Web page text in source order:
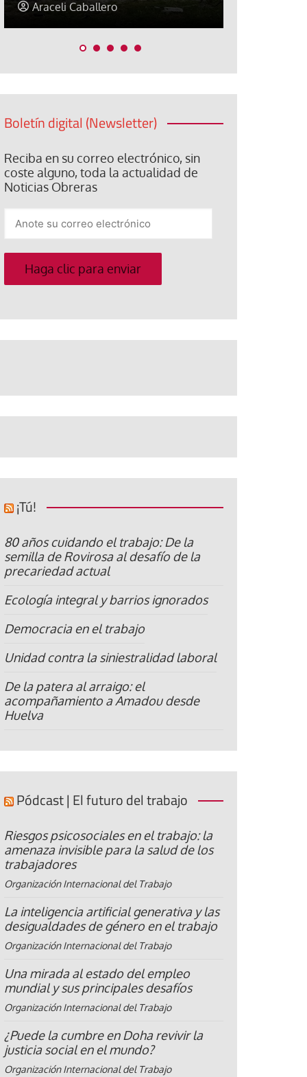
Jorge Hernández
Boletín digital (Newsletter)
Reciba en su correo electrónico, sin
coste alguno, toda la actualidad de
Noticias Obreras
su
correo
electrónico
Haga clic para enviar
¡Tú!
80 años cuidando el trabajo: De la
semilla de Rovirosa al desafío de la
precariedad actual
Ecología integral y barrios ignorados
Democracia en el trabajo
Unidad contra la siniestralidad laboral
De la patera al arraigo: el
acompañamiento a Amadou desde
Huelva
Pódcast | El futuro del trabajo
Riesgos psicosociales en el trabajo: la
amenaza invisible para la salud de los
trabajadores
Organización Internacional del Trabajo
La inteligencia artificial generativa y las
desigualdades de género en el trabajo
Organización Internacional del Trabajo
Una mirada al estado del empleo
mundial y sus principales desafíos
Organización Internacional del Trabajo
¿Puede la cumbre en Doha revivir la
justicia social en el mundo?
Organización Internacional del Trabajo